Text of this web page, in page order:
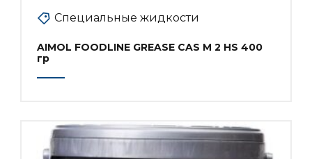
Специальные жидкости
AIMOL FOODLINE GREASE CAS M 2 HS 400
гр